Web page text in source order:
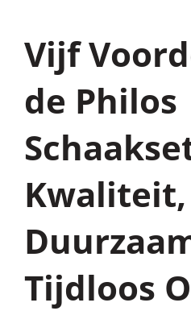
Vijf
de Philos
Kwaliteit,
Tijdloos